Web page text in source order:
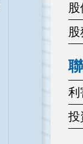
利
投